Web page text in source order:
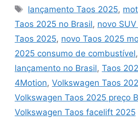
Tags
lançamento Taos 2025,
Taos 2025 no Brasil, novo
Taos 2025, novo Taos 2025
2025 consumo de combustível,
lançamento no Brasil, Taos
4Motion, Volkswagen Taos
Volkswagen Taos 2025 preço
Volkswagen Taos facelift 2025